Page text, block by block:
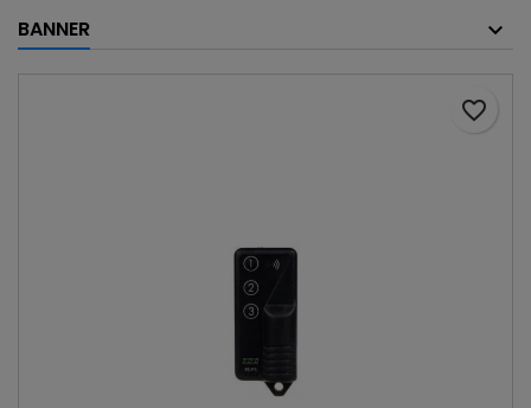
BANNER
favorite_border